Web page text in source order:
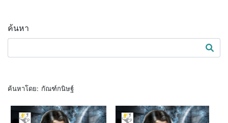
ค้นหา
ค้นหาโดย: กัณฑ์กนิษฐ์